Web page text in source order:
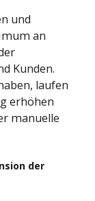
und
an
Kunden.
laufen
erhöhen
manuelle
der